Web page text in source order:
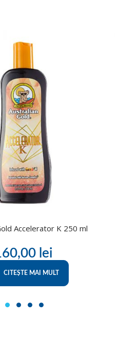
Accelerator K 250 ml
lei
CITEȘTE MAI MULT
1 2 3 4